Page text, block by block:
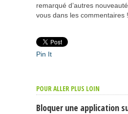
remarqué d’autres
vous dans les commentaires !
Pin It
POUR ALLER PLUS LOIN
Bloquer une application